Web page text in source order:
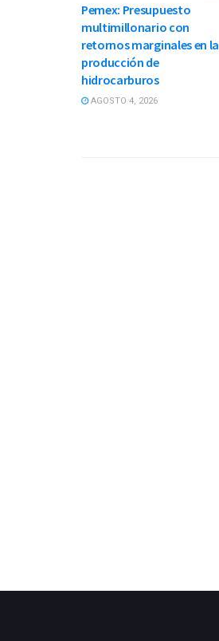
Pemex: Presupuesto
multimillonario con
retornos marginales en la
producción de
hidrocarburos
AGOSTO 4, 2026